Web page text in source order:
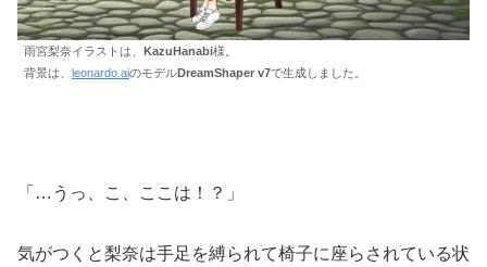
雨宮梨奈イラストは、 KazuHanabi様。
背景は、
leonardo.aiのモデルDreamShaper v7で生成しました。
「…うっ、こ、ここは！？」
気がつくと梨奈は手足を縛られて椅子に座らされている状